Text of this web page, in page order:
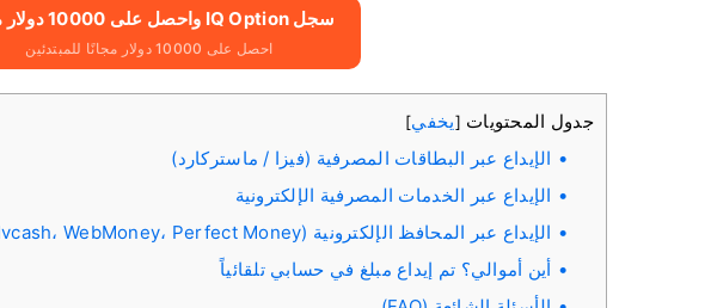
سجل IQ Option واحصل على 10000 دولار مجانًا
احصل على 10000 دولار مجانًا للمبتدئين
جدول المحتويات [يخفي]
الإيداع عبر البطاقات المصرفية (فيزا / ماستركارد)
الإيداع عبر الخدمات المصرفية الإلكترونية
الإيداع عبر المحافظ الإلكترونية (Neteller، Skrill، Advcash، WebMoney، Perfect Money)
أين أموالي؟ تم إيداع مبلغ في حسابي تلقائياً